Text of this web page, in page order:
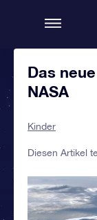
Das
NASA
Kinder
Diesen Artikel